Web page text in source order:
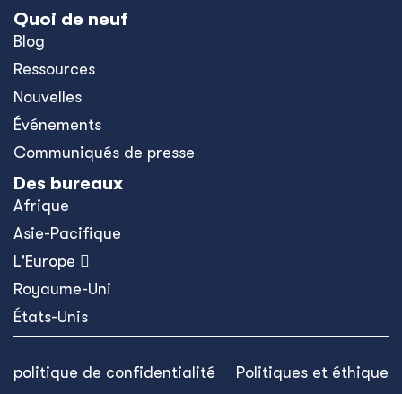
Quoi de neuf
Blog
Ressources
Nouvelles
Événements
Communiqués de presse
Des bureaux
Afrique
Asie-Pacifique
L'Europe 
Royaume-Uni
États-Unis
politique de confidentialité Politiques et éthique